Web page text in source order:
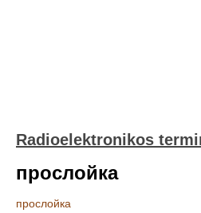
Radioelektronikos
прослойка
прослойка